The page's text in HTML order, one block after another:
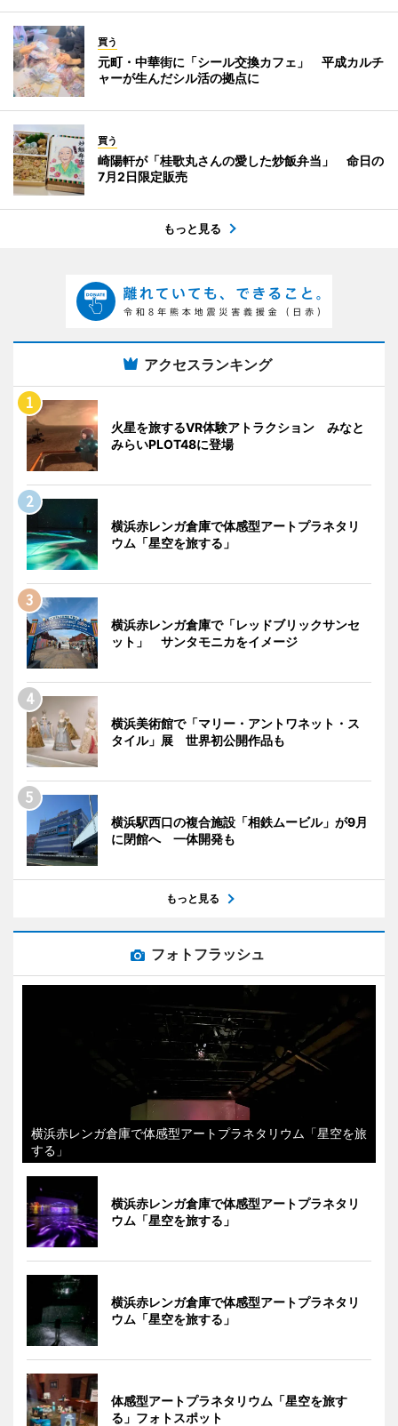
買う
元町・中華街に「シール交換カフェ」 平成カルチ
ャーが生んだシル活の拠点に
買う
崎陽軒が「桂歌丸さんの愛した炒飯弁当」 命日の
7月2日限定販売
もっと見る
アクセスランキング
火星を旅するVR体験アトラクション みなと
みらいPLOT48に登場
横浜赤レンガ倉庫で体感型アートプラネタリ
ウム「星空を旅する」
横浜赤レンガ倉庫で「レッドブリックサンセ
ット」 サンタモニカをイメージ
横浜美術館で「マリー・アントワネット・ス
タイル」展 世界初公開作品も
横浜駅西口の複合施設「相鉄ムービル」が9月
に閉館へ 一体開発も
もっと見る
フォトフラッシュ
横浜赤レンガ倉庫で体感型アートプラネタリウム「星空を旅
する」
横浜赤レンガ倉庫で体感型アートプラネタリ
ウム「星空を旅する」
横浜赤レンガ倉庫で体感型アートプラネタリ
ウム「星空を旅する」
体感型アートプラネタリウム「星空を旅す
る」フォトスポット